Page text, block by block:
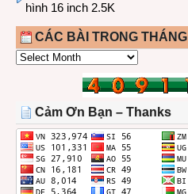
hình 16 inch 2.5K
CÁC BÀI TRONG THÁNG
CÁC
THÁNG
Cảm Ơn Bạn – Thanks